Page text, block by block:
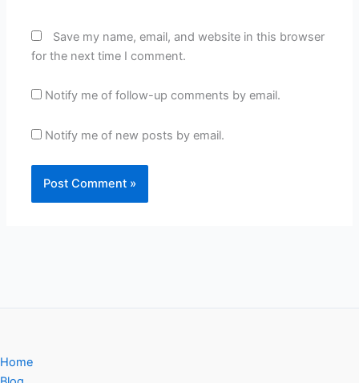
Save my name, email, and website in this browser
for the next time I comment.
Notify me of follow-up comments by email.
Notify me of new posts by email.
Home